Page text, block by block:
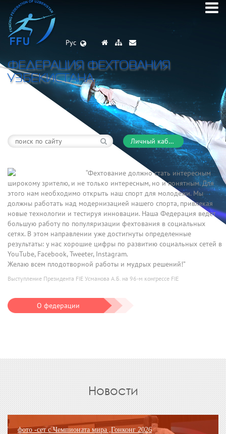
Рус
ФЕДЕРАЦИЯ ФЕХТОВАНИЯ
УЗБЕКИСТАНА
Личный кабинет
“Фехтование должно стать интересным
широкому зрителю, и не только интересным, но и понятным. Для
этого нам необходимо открыть наш спорт для молодежи. Мы
должны работать над модернизацией нашего спорта, привлекая
новые технологии и тестируя инновации. Наша Федерация ведет
большую работу по популяризации фехтования в социальных
сетях. В этом направлении уже достигнуты определенные
результаты: у нас хорошие цифры по развитию социальных сетей в
YouTube, Facebook, Tweeter, Instagram.
Желаю всем плодотворной работы и мудрых решений!”
Выступление Президента FIE Усманова А.Б. на 96-м конгрессе FIE
О федерации
Новости
фото -сет с Чемпионата мира ,Гонконг 2026